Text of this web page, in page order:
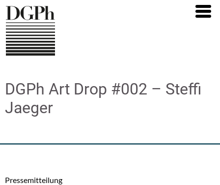
Direkt
zum
Inhalt
DGPh Art Drop #002 – Steffi
Jaeger
Pressemitteilung